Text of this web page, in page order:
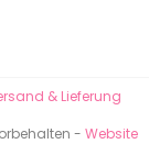
& Lieferung
- Website